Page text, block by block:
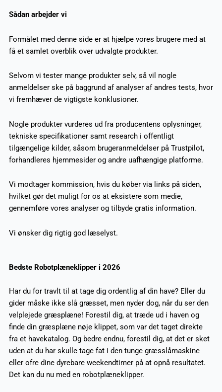
Sådan arbejder vi
Formålet med denne side er at hjælpe vores brugere med at
få et samlet overblik over udvalgte produkter.
Selvom vi tester mange produkter selv, så vil nogle
anmeldelser ske på baggrund af analyser af andres tests, hvor
vi fremhæver de vigtigste konklusioner.
Nogle produkter vurderes ud fra producentens oplysninger,
tekniske specifikationer samt research i offentligt
tilgængelige kilder, såsom brugeranmeldelser på Trustpilot,
forhandleres hjemmesider og andre uafhængige platforme.
Vi modtager kommission, hvis du køber via links på siden,
hvilket gør det muligt for os at eksistere som medie,
gennemføre vores analyser og tilbyde gratis information.
Vi ønsker dig rigtig god læselyst.
Bedste Robotplæneklipper i 2026
Har du for travlt til at tage dig ordentlig af din have? Eller du
gider måske ikke slå græsset, men nyder dog, når du ser den
velplejede græsplæne! Forestil dig, at træde ud i haven og
finde din græsplæne nøje klippet, som var det taget direkte
fra et havekatalog. Og bedre endnu, forestil dig, at det er sket
uden at du har skulle tage fat i den tunge græsslåmaskine
eller ofre dine dyrebare weekendtimer på at opnå resultatet.
Det kan du nu med en robotplæneklipper.